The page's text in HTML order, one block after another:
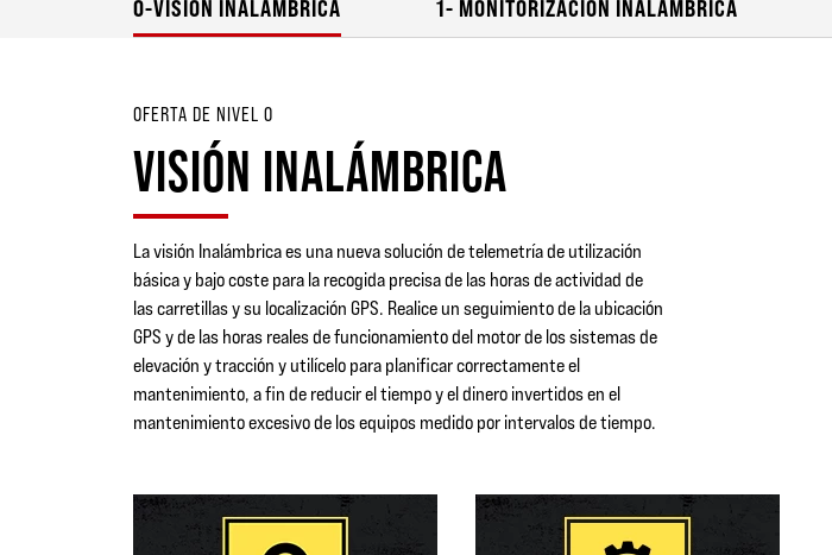
0-VISIÓN INALÁMBRICA 1- MONITORIZACIÓN INALÁMBRICA
OFERTA DE NIVEL 0
VISIÓN INALÁMBRICA
La visión Inalámbrica es una nueva solución de telemetría de utilización
básica y bajo coste para la recogida precisa de las horas de actividad de
las carretillas y su localización GPS. Realice un seguimiento de la ubicación
GPS y de las horas reales de funcionamiento del motor de los sistemas de
elevación y tracción y utilícelo para planificar correctamente el
mantenimiento, a fin de reducir el tiempo y el dinero invertidos en el
mantenimiento excesivo de los equipos medido por intervalos de tiempo.